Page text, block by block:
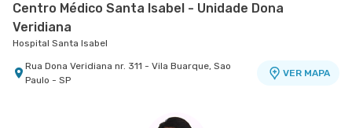
Centro Médico Santa Isabel - Unidade Dona
Veridiana
Hospital Santa Isabel
Rua Dona Veridiana nr. 311 - Vila Buarque, Sao
Paulo - SP
VER MAPA